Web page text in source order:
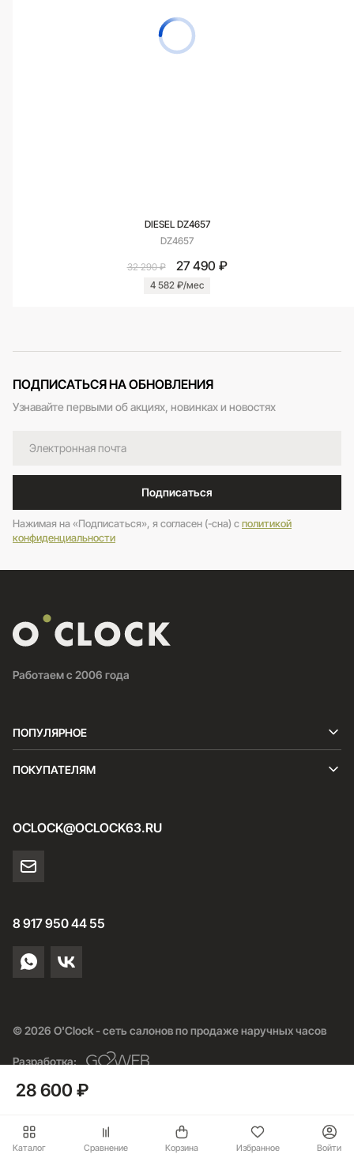
Каталог Сравнение Корзина Избранное Войти
DIESEL DZ4657
DZ4657
32 290 ₽ 27 490 ₽
4 582 ₽/мес
ПОДПИСАТЬСЯ НА ОБНОВЛЕНИЯ
Узнавайте первыми об акциях, новинках и новостях
Подписаться
Нажимая на «Подписаться», я согласен (-сна) cполитикой
конфиденциальности
Работаем с 2006 года
ПОПУЛЯРНОЕ
ПОКУПАТЕЛЯМ
OCLOCK@OCLOCK63.RU
8 917 950 44 55
© 2026 O'Clock - сеть салонов по продаже наручных часов
Разработка:
28 600 ₽